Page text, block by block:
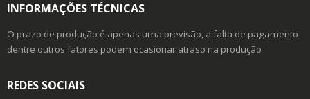
INFORMAÇÕES TÉCNICAS
O prazo de produção é apenas uma previsão, a falta de pagamento
dentre outros fatores podem ocasionar atraso na produção
REDES SOCIAIS